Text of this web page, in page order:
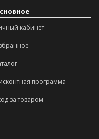
кабинет
программа
за товаром